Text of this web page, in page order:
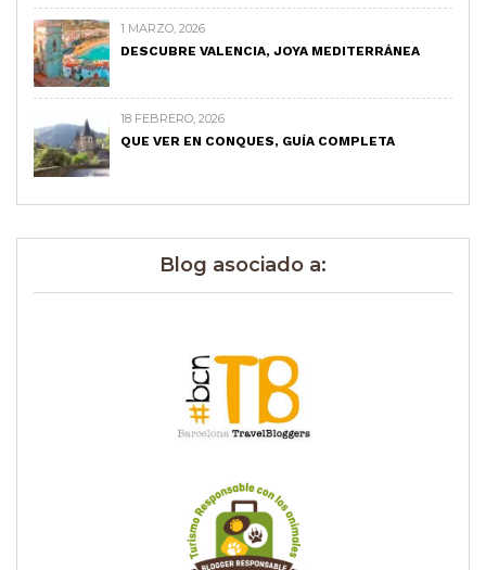
1 MARZO, 2026
DESCUBRE VALENCIA, JOYA MEDITERRÁNEA
18 FEBRERO, 2026
QUE VER EN CONQUES, GUÍA COMPLETA
Blog asociado a: